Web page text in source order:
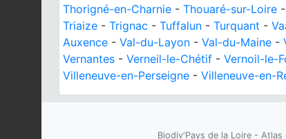
Thorigné-en-Charnie - Thouaré-sur-Loire -
Triaize - Trignac - Tuffalun - Turquant -
Auxence - Val-du-Layon - Val-du-Maine -
Vernantes - Verneil-le-Chétif - Vernoil-le-
Villeneuve-en-Perseigne - Villeneuve-en-
Biodiv'Pays de la Loire -